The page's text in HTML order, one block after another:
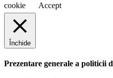
cookie
Accept
Închide
Prezentare generale a politicii